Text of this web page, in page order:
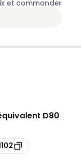
et commander
D80